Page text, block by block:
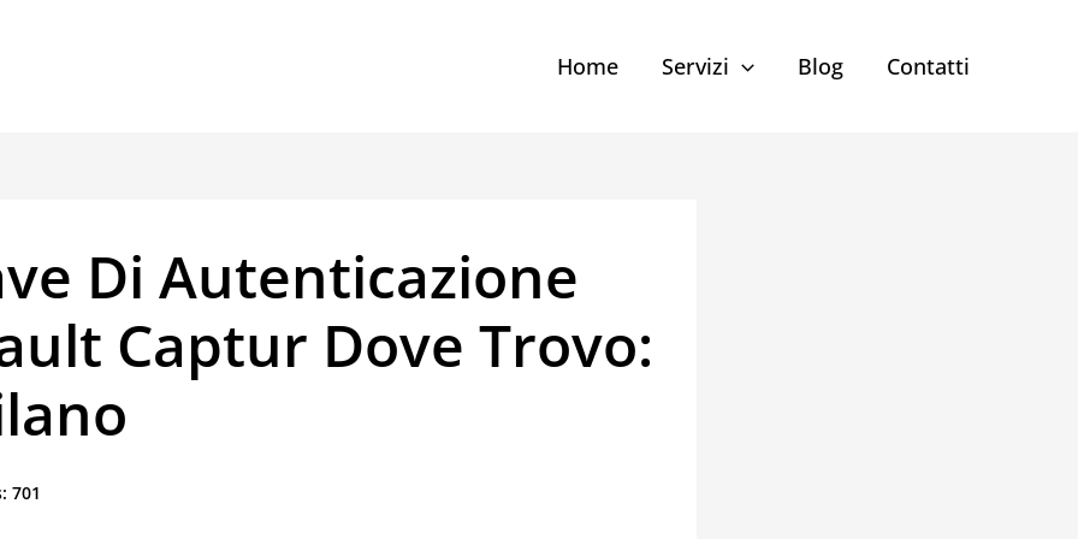
Home Servizi Blog Contatti
Di Autenticazione
Captur Dove Trovo:
701